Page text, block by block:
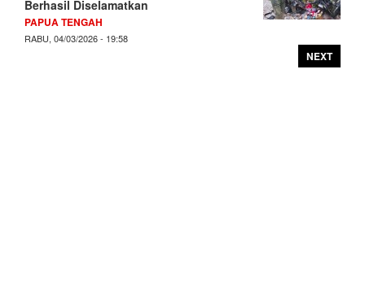
Berhasil Diselamatkan
PAPUA TENGAH
RABU, 04/03/2026 - 19:58
NEXT